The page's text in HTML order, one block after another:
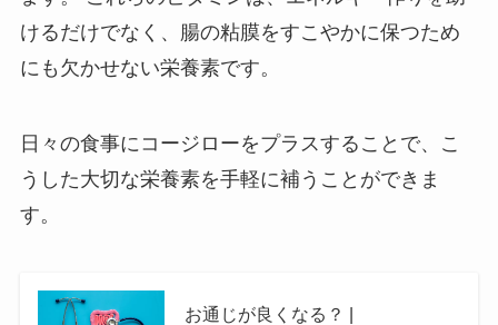
けるだけでなく、腸の粘膜をすこやかに保つため
にも欠かせない栄養素です。
日々の食事にコージローをプラスすることで、こ
うした大切な栄養素を手軽に補うことができま
す。
お通じが良くなる？ |